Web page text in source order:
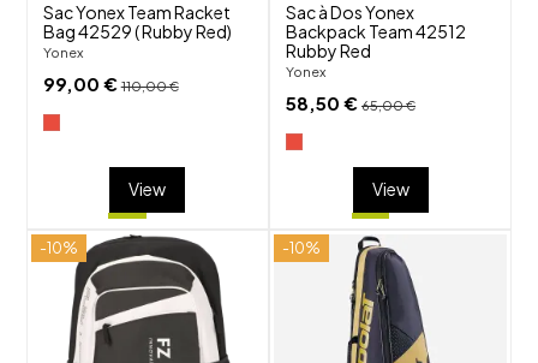
Sac Yonex Team Racket
Bag 42529 ( Rubby Red)
Yonex
99,00 €110,00 €
View
Sac à Dos Yonex
Backpack Team 42512
Rubby Red
Yonex
58,50 € 65,00 €
View
-10% -10%